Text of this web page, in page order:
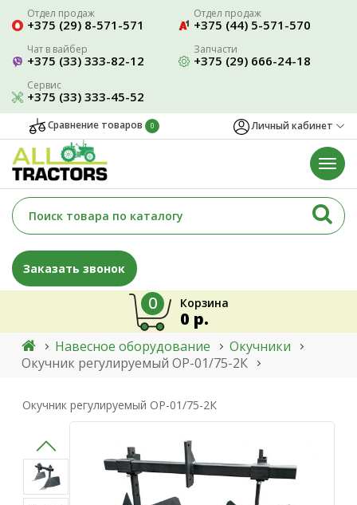
Отдел продаж
+375 (29) 8-571-571
Отдел продаж
+375 (44) 5-571-570
Чат в вайбер
+375 (33) 333-82-12
Запчасти
+375 (29) 666-24-18
Сервис
+375 (33) 333-45-52
Сравнение товаров 0 Личный кабинет
Заказать звонок
Корзина
0
0 р.
Навесное оборудование
Окучники
Окучник регулируемый ОР-01/75-2К
Окучник регулируемый ОР-01/75-2К